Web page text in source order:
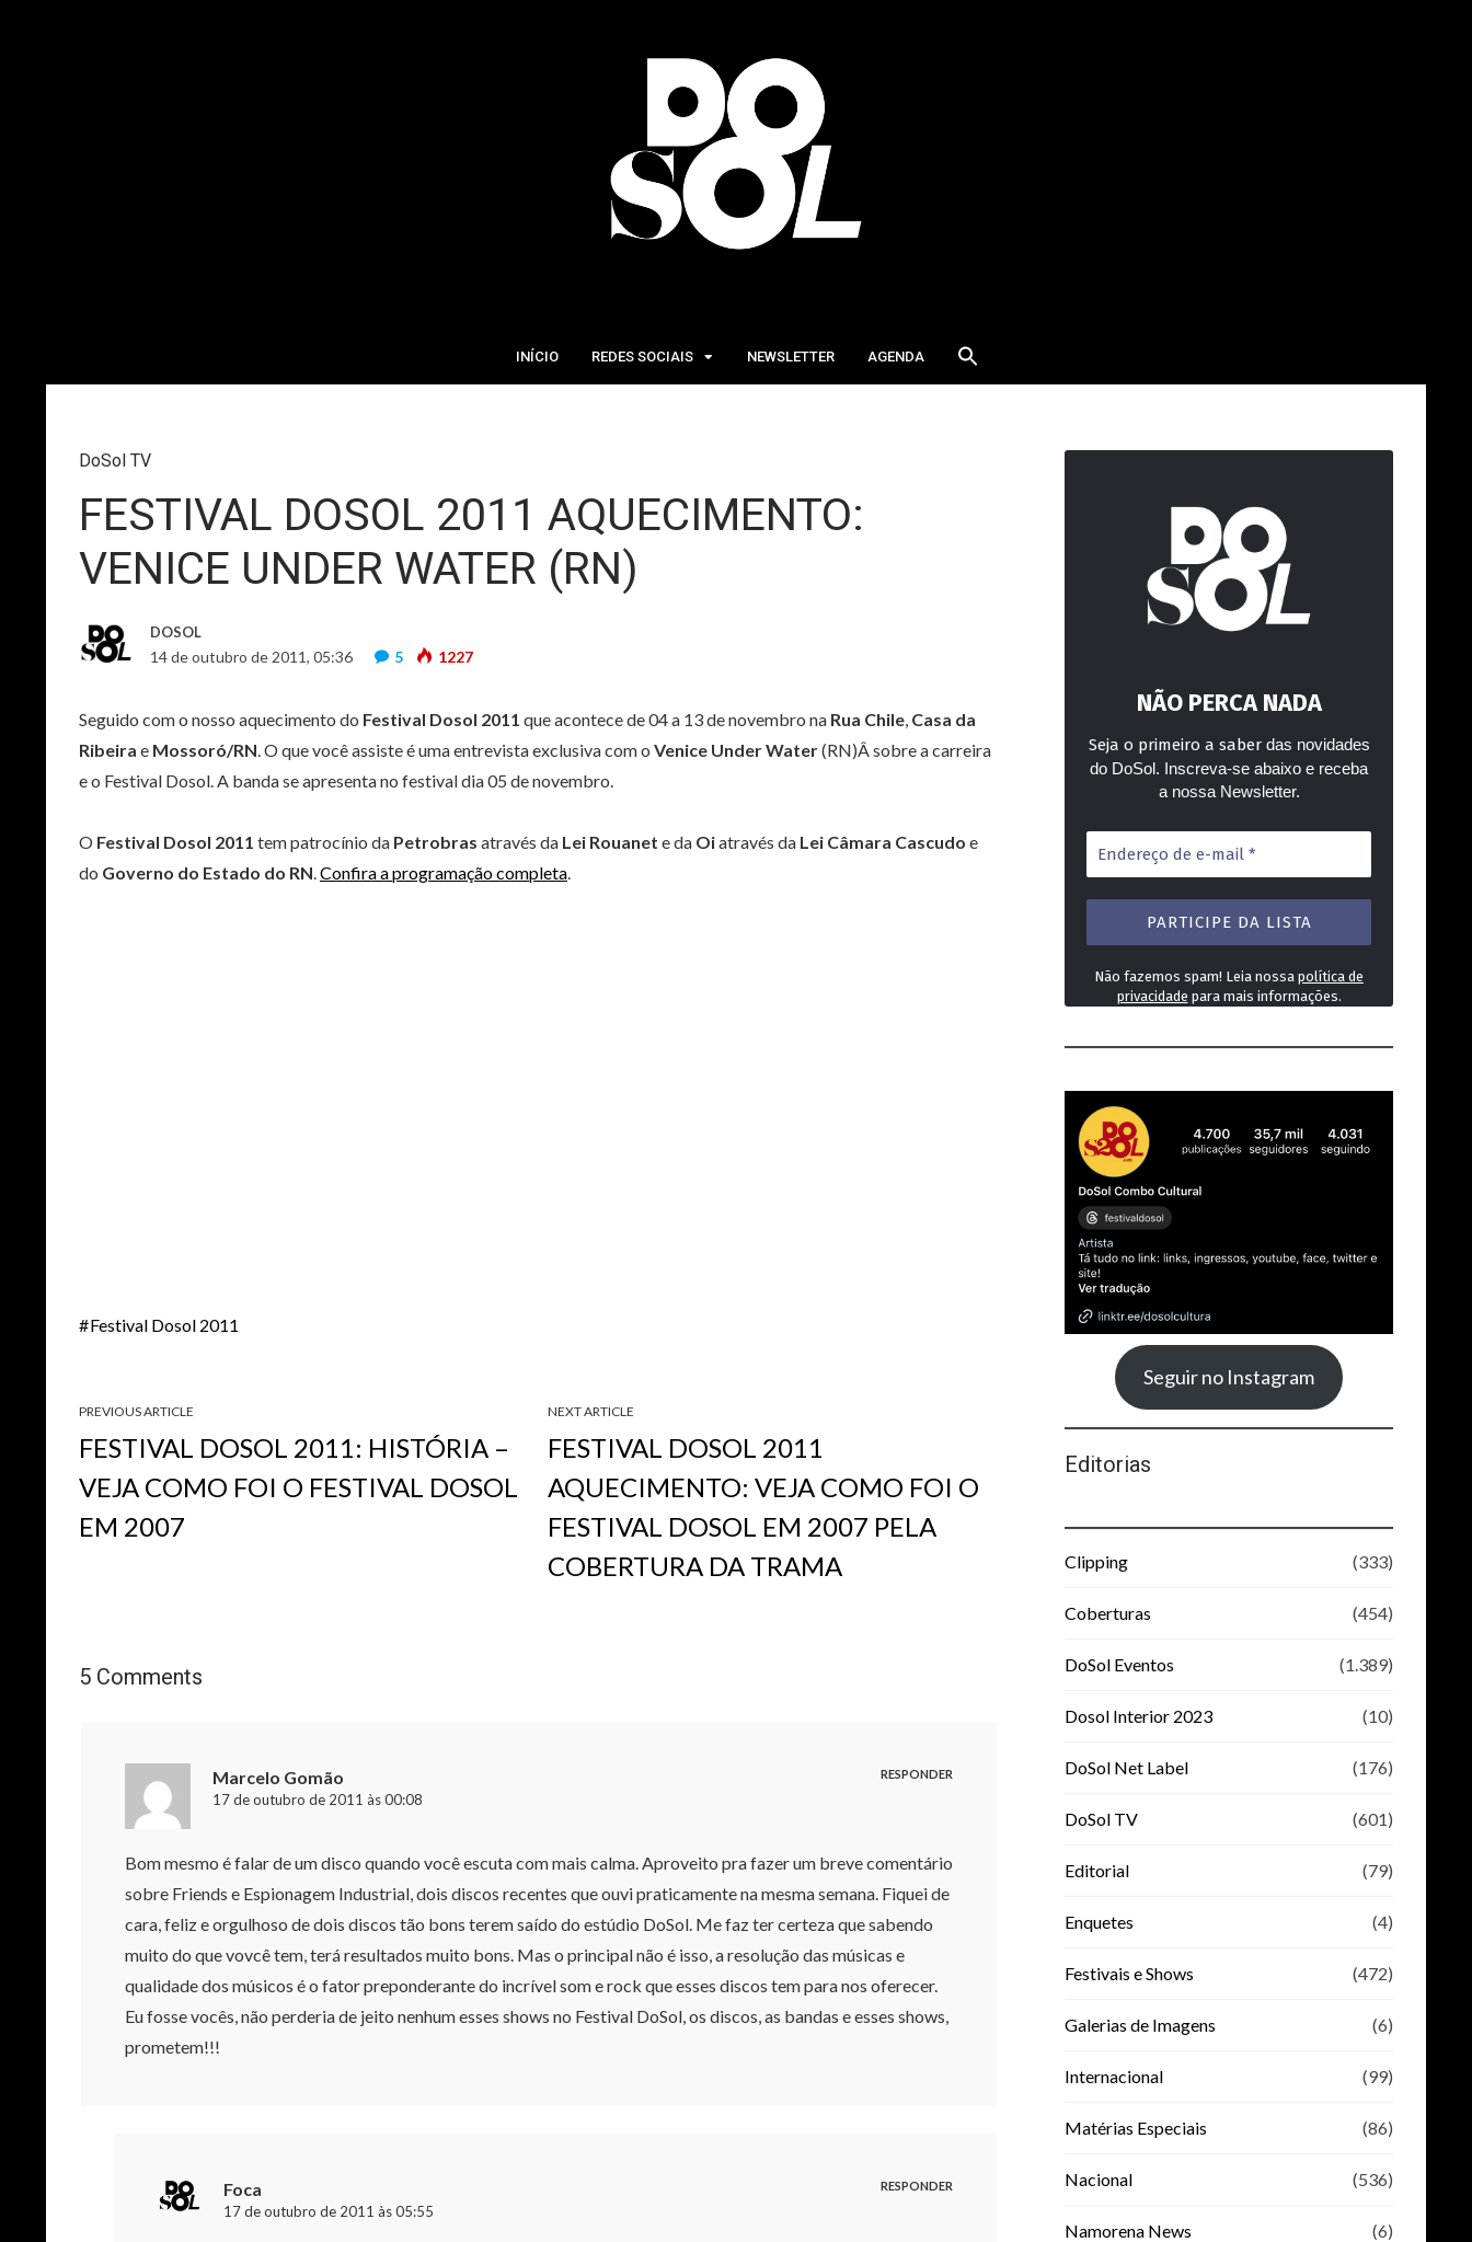
INÍCIO REDES SOCIAIS NEWSLETTER AGENDA
DoSol TV
FESTIVAL DOSOL 2011 AQUECIMENTO:
VENICE UNDER WATER (RN)
DOSOL
14 de outubro de 2011, 05:36 5 1227
Seguido com o nosso aquecimento do Festival Dosol 2011 que acontece de 04 a 13 de novembro na Rua Chile, Casa da
Ribeira e Mossoró/RN. O que você assiste é uma entrevista exclusiva com o Venice Under Water(RN)Â sobre a carreira
e o Festival Dosol. A banda se apresenta no festival dia 05 de novembro.
O Festival Dosol 2011 tem patrocínio da Petrobras através da Lei Rouanet e da Oiatravés da Lei Câmara Cascudo e
do Governo do Estado do RN.Confira a programação completa.
Festival Dosol 2011
PREVIOUS ARTICLE
FESTIVAL DOSOL 2011: HISTÓRIA –
VEJA COMO FOI O FESTIVAL DOSOL
EM 2007
NEXT ARTICLE
FESTIVAL DOSOL 2011
AQUECIMENTO: VEJA COMO FOI O
FESTIVAL DOSOL EM 2007 PELA
COBERTURA DA TRAMA
5 Comments
Marcelo Gomão
17 de outubro de 2011 às 00:08
Bom mesmo é falar de um disco quando você escuta com mais calma. Aproveito pra fazer um breve comentário
sobre Friends e Espionagem Industrial, dois discos recentes que ouvi praticamente na mesma semana. Fiquei de
cara, feliz e orgulhoso de dois discos tão bons terem saído do estúdio DoSol. Me faz ter certeza que sabendo
muito do que vovcê tem, terá resultados muito bons. Mas o principal não é isso, a resolução das músicas e
qualidade dos músicos é o fator preponderante do incrível som e rock que esses discos tem para nos oferecer.
Eu fosse vocês, não perderia de jeito nenhum esses shows no Festival DoSol, os discos, as bandas e esses shows,
prometem!!!
RESPONDER
Foca
17 de outubro de 2011 às 05:55
RESPONDER
NÃO PERCA NADA
Seja o primeiro a saberdas novidades
do DoSol. Inscreva-se abaixo e receba
a nossa Newsletter.
Endereço
de
e-
mail
Não fazemos spam! Leia nossa política de
privacidade para mais informações.
Seguir no Instagram
Editorias
Clipping (333)
Coberturas (454)
DoSol Eventos (1.389)
Dosol Interior 2023 (10)
DoSol Net Label (176)
DoSol TV (601)
Editorial (79)
Enquetes (4)
Festivais e Shows (472)
Galerias de Imagens (6)
Internacional (99)
Matérias Especiais (86)
Nacional (536)
Namorena News (6)